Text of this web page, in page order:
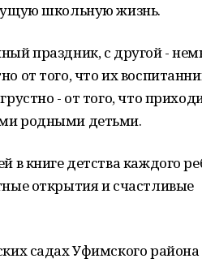
школьную жизнь.
праздник, с другой -
от того, что их
- от того, что
родными детьми.
в книге детства каждого
открытия и счастливые
садах Уфимского